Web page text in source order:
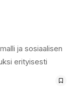
ja sosiaalisen
erityisesti